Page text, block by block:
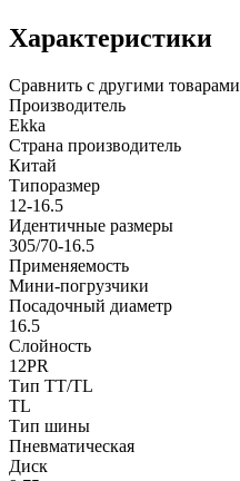
Характеристики
Сравнить с другими товарами
Производитель
Ekka
Страна производитель
Китай
Типоразмер
12-16.5
Идентичные размеры
305/70-16.5
Применяемость
Мини-погрузчики
Посадочный диаметр
16.5
Слойность
12PR
Тип TT/TL
TL
Тип шины
Пневматическая
Диск